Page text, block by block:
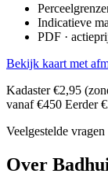
Indicatieve
PDF ·
Bekijk kaart met
Kadaster €2,95
vanaf €450 Eerder
Veelgestelde vragen
Over